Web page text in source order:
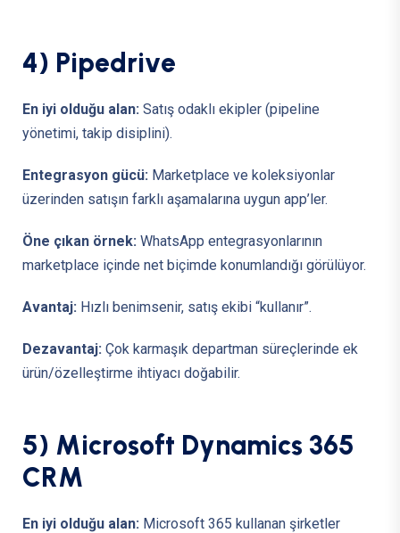
4) Pipedrive
En iyi olduğu alan: Satış odaklı ekipler (pipeline
yönetimi, takip disiplini).
Entegrasyon gücü: Marketplace ve koleksiyonlar
üzerinden satışın farklı aşamalarına uygun app’ler.
Öne çıkan örnek: WhatsApp entegrasyonlarının
marketplace içinde net biçimde konumlandığı görülüyor.
Avantaj: Hızlı benimsenir, satış ekibi “kullanır”.
Dezavantaj: Çok karmaşık departman süreçlerinde ek
ürün/özelleştirme ihtiyacı doğabilir.
5) Microsoft Dynamics 365
CRM
En iyi olduğu alan: Microsoft 365 kullanan şirketler